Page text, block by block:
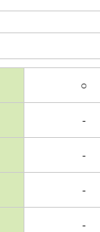
○
-
-
-
-